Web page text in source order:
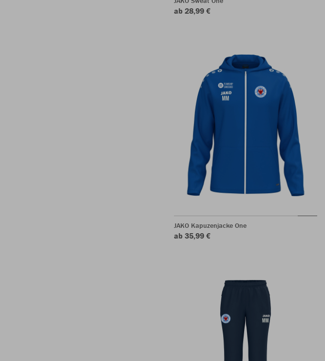
ab 28,99 €
JAKO Kapuzenjacke One
ab 35,99 €